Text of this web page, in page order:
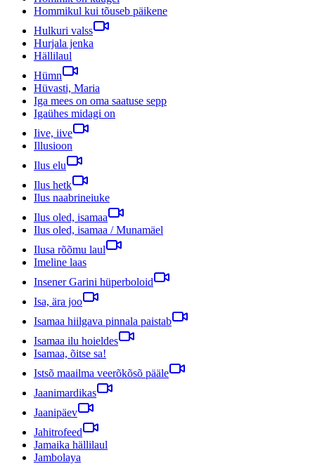
Hommikul kui tõuseb päikene
Hulkuri valss
Hurjala jenka
Hällilaul
Hümn
Hüvasti, Maria
Iga mees on oma saatuse sepp
Igaühes midagi on
Iive, iive
Illusioon
Ilus elu
Ilus hetk
Ilus naabrineiuke
Ilus oled, isamaa
Ilus oled, isamaa / Munamäel
Ilusa rõõmu laul
Imeline laas
Insener Garini hüperboloid
Isa, ära joo
Isamaa hiilgava pinnala paistab
Isamaa ilu hoieldes
Isamaa, õitse sa!
Istsõ maailma veerõkõsõ pääle
Jaanimardikas
Jaanipäev
Jahitrofeed
Jamaika hällilaul
Jambolaya